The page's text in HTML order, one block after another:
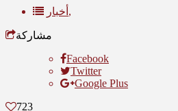
أخبار,
مشاركة
Facebook
Twitter
Google Plus
723